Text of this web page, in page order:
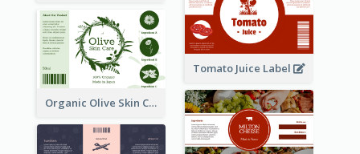
Tomato Juice Label
Organic Olive Skin Care Label